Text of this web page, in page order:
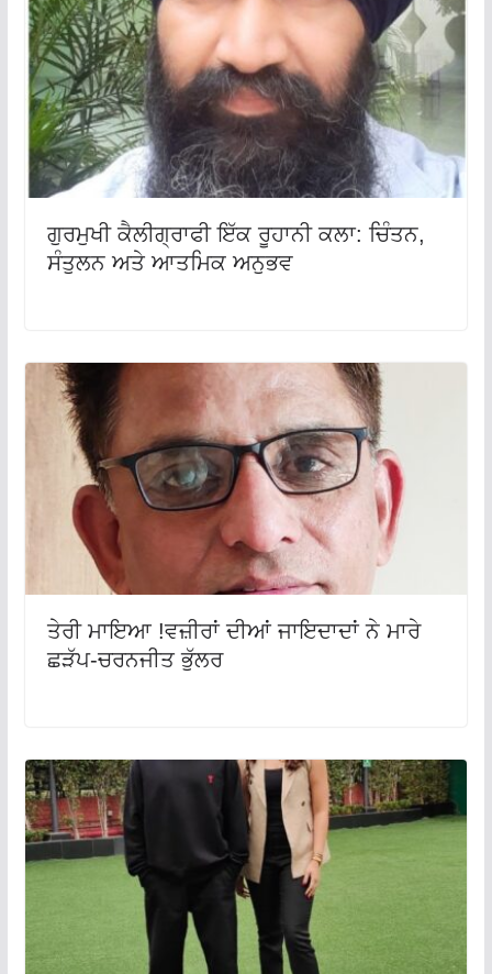
ਗੁਰਮੁਖੀ ਕੈਲੀਗ੍ਰਾਫੀ ਇੱਕ ਰੂਹਾਨੀ ਕਲਾ: ਚਿੰਤਨ,
ਸੰਤੁਲਨ ਅਤੇ ਆਤਮਿਕ ਅਨੁਭਵ
ਤੇਰੀ ਮਾਇਆ !ਵਜ਼ੀਰਾਂ ਦੀਆਂ ਜਾਇਦਾਦਾਂ ਨੇ ਮਾਰੇ
ਛੜੱਪ-ਚਰਨਜੀਤ ਭੁੱਲਰ